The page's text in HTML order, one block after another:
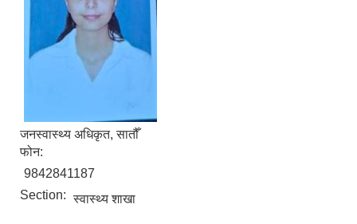
जनस्वास्थ्य अधिकृत, सातौँ
फोन:
9842841187
Section: स्वास्थ्य शाखा